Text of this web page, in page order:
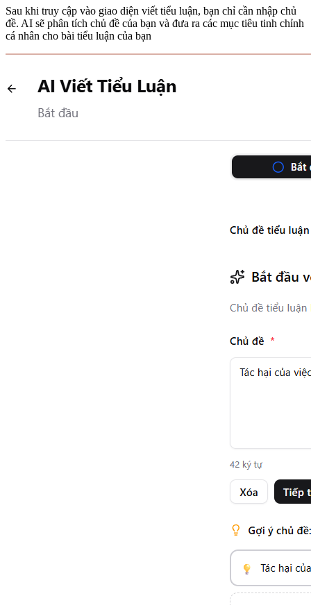
Sau khi truy cập vào giao diện viết tiểu luận, bạn chỉ cần nhập chủ
đề. AI sẽ phân tích chủ đề của bạn và đưa ra các mục tiêu tinh chỉnh
cá nhân cho bài tiểu luận của bạn